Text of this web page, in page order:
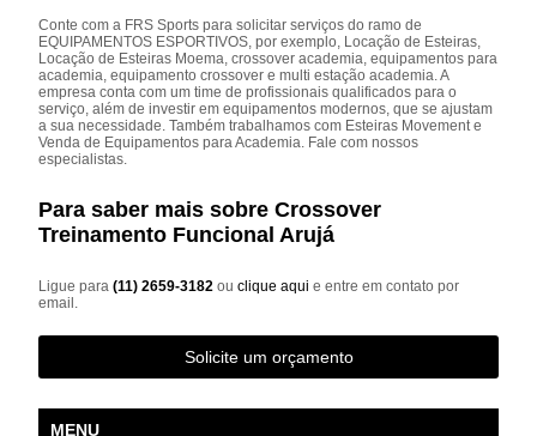
Conte com a FRS Sports para solicitar serviços do ramo de
EQUIPAMENTOS ESPORTIVOS, por exemplo, Locação de Esteiras,
Locação de Esteiras Moema, crossover academia, equipamentos para
academia, equipamento crossover e multi estação academia. A
empresa conta com um time de profissionais qualificados para o
serviço, além de investir em equipamentos modernos, que se ajustam
a sua necessidade. Também trabalhamos com Esteiras Movement e
Venda de Equipamentos para Academia. Fale com nossos
especialistas.
Para saber mais sobre Crossover
Treinamento Funcional Arujá
Ligue para(11) 2659-3182ouclique aqui e entre em contato por
email.
Solicite um orçamento
MENU